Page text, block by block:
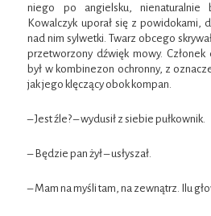
niego po angielsku, nienaturalnie
Kowalczyk uporał się z powidokami,
nad nim sylwetki. Twarz obcego
przetworzony dźwięk mowy.
był w kombinezon ochronny, z
jak jego klęczący obok kompan.
– Jest źle? – wydusił z siebie pułkownik.
– Będzie pan żył – usłyszał.
– Mam na myśli tam, na zewnątrz. Ilu